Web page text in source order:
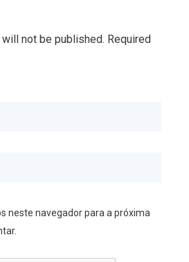
not be published. Required
neste navegador para a próxima